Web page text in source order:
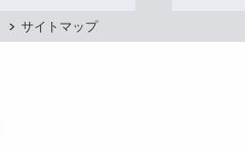
サイトマップ